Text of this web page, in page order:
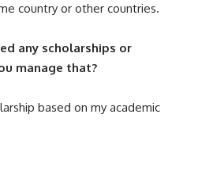
country or other countries.
any scholarships or
manage that?
based on my academic